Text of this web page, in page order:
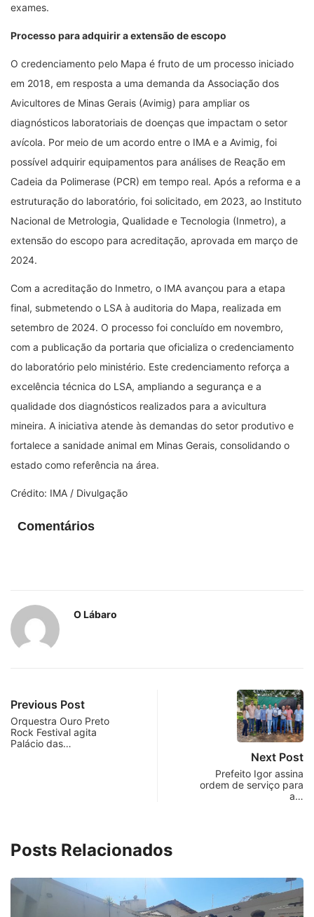
exames.
Processo para adquirir a extensão de escopo
O credenciamento pelo Mapa é fruto de um processo iniciado
em 2018, em resposta a uma demanda da Associação dos
Avicultores de Minas Gerais (Avimig) para ampliar os
diagnósticos laboratoriais de doenças que impactam o setor
avícola. Por meio de um acordo entre o IMA e a Avimig, foi
possível adquirir equipamentos para análises de Reação em
Cadeia da Polimerase (PCR) em tempo real. Após a reforma e a
estruturação do laboratório, foi solicitado, em 2023, ao Instituto
Nacional de Metrologia, Qualidade e Tecnologia (Inmetro), a
extensão do escopo para acreditação, aprovada em março de
2024.
Com a acreditação do Inmetro, o IMA avançou para a etapa
final, submetendo o LSA à auditoria do Mapa, realizada em
setembro de 2024. O processo foi concluído em novembro,
com a publicação da portaria que oficializa o credenciamento
do laboratório pelo ministério. Este credenciamento reforça a
excelência técnica do LSA, ampliando a segurança e a
qualidade dos diagnósticos realizados para a avicultura
mineira. A iniciativa atende às demandas do setor produtivo e
fortalece a sanidade animal em Minas Gerais, consolidando o
estado como referência na área.
Crédito: IMA / Divulgação
Comentários
O Lábaro
Previous Post
Orquestra Ouro Preto
Rock Festival agita
Palácio das…
Next Post
Prefeito Igor assina
ordem de serviço para
a…
Posts Relacionados